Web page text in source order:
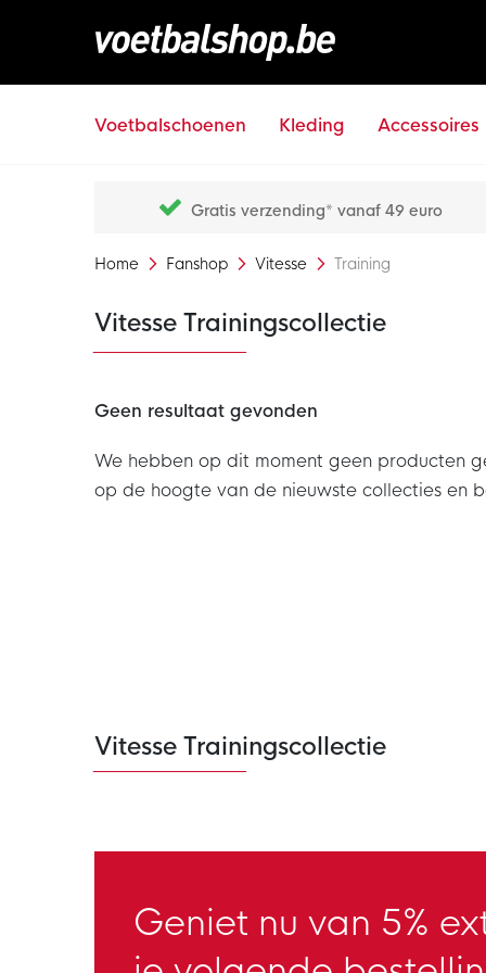
Voetbalschoenen Kleding Accessoires
Gratis verzending* vanaf 49 euro
Home Fanshop Vitesse Training
Vitesse Trainingscollectie
Geen resultaat gevonden
We hebben op dit moment geen producten
op de hoogte van de nieuwste collecties en
Vitesse Trainingscollectie
Geniet nu van 5%